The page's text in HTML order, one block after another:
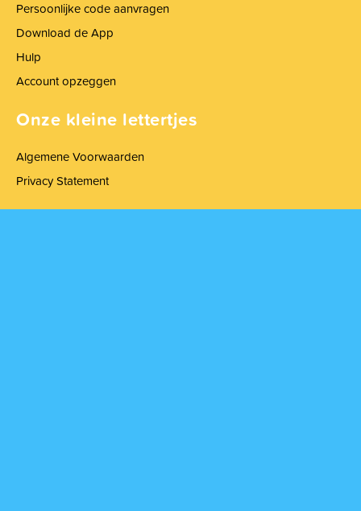
Persoonlijke code aanvragen
Download de App
Hulp
Account opzeggen
Onze kleine lettertjes
Algemene Voorwaarden
Privacy Statement